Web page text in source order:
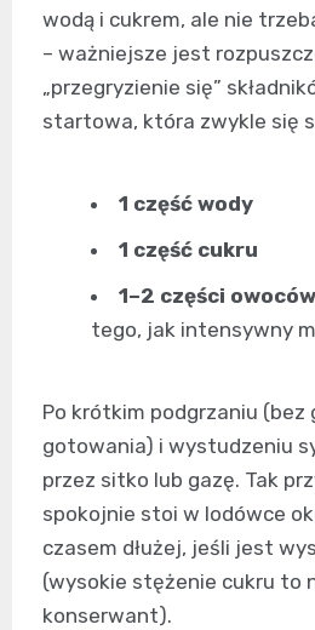
wodą i cukrem, ale nie
– ważniejsze jest
„przegryzienie się”
startowa, która zwykle się
1 część wody
1 część cukru
1–2 części owoców
tego, jak intensywny
Po krótkim podgrzaniu (bez
gotowania) i wystudzeniu
przez sitko lub gazę. Tak
spokojnie stoi w lodówce
czasem dłużej, jeśli jest
(wysokie stężenie cukru to
konserwant).